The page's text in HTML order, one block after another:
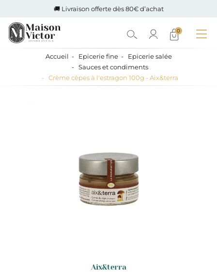
🚚 Livraison offerte dès 80€ d’achat
0
Accueil Epicerie fine
Epicerie salée
Sauces et condiments
Crème cèpes à l'estragon 100g - Aix&terra
Aix&terra